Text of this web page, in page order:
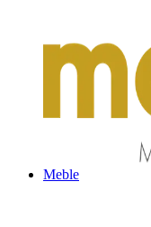
Meble